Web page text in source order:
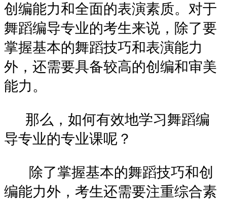
创编能力和全面的表演素质。对于
舞蹈编导专业的考生来说，除了要
掌握基本的舞蹈技巧和表演能力
外，还需要具备较高的创编和审美
能力。
那么，如何有效地学习舞蹈编
导专业的专业课呢？
除了掌握基本的舞蹈技巧和创
编能力外，考生还需要注重综合素